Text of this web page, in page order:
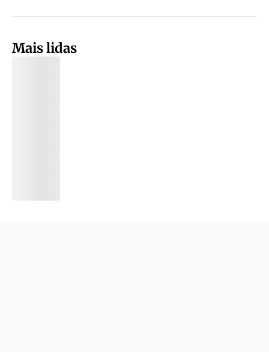
Mais lidas